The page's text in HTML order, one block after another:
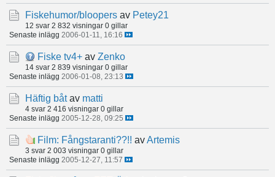
Fiskehumor/bloopers av Petey21
12 svar 2 832 visningar 0 gillar
Senaste inlägg 2006-01-11, 16:16
Fiske tv4+ av Zenko
14 svar 2 839 visningar 0 gillar
Senaste inlägg 2006-01-08, 23:13
Häftig båt av matti
4 svar 2 416 visningar 0 gillar
Senaste inlägg 2005-12-28, 09:25
Film: Fångstaranti??!! avArtemis
3 svar 2 003 visningar 0 gillar
Senaste inlägg 2005-12-27, 11:57